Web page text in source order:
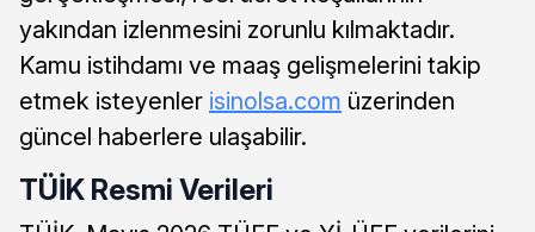
yakından izlenmesini zorunlu kılmaktadır.
Kamu istihdamı ve maaş gelişmelerini takip
etmek isteyenler isinolsa.com üzerinden
güncel haberlere ulaşabilir.
TÜİK Resmi Verileri